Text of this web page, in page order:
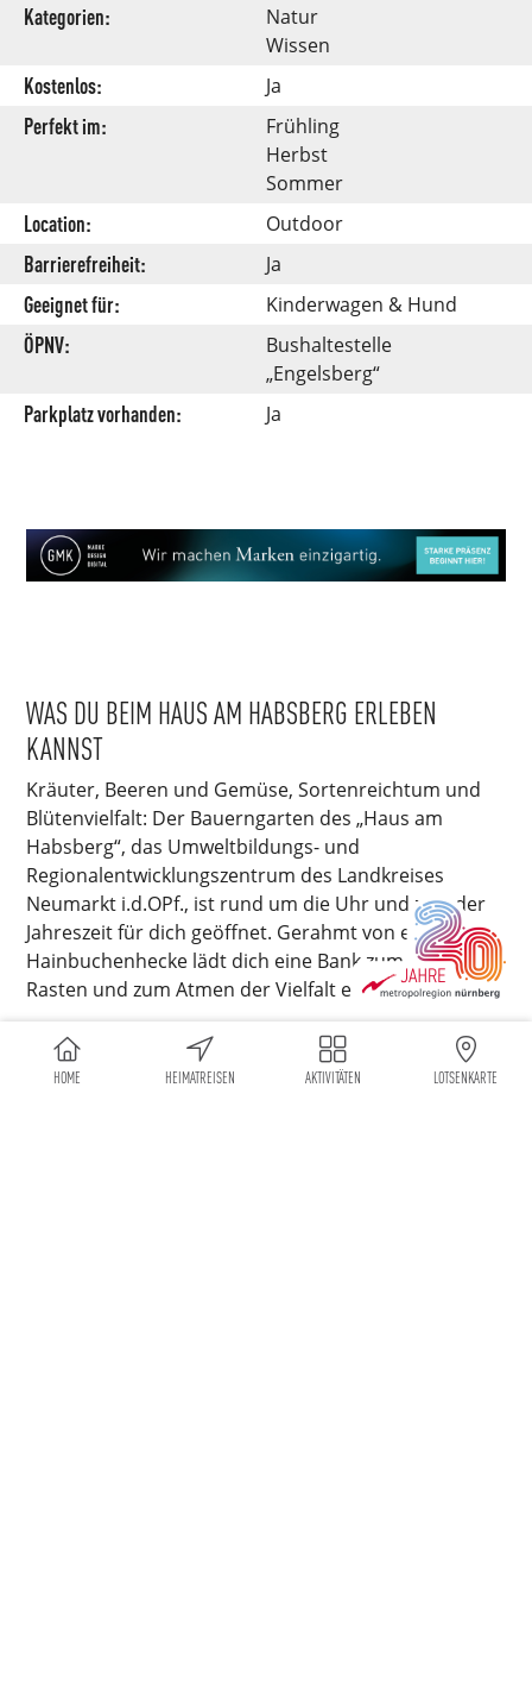
HOME HEIMATREISEN AKTIVITÄTEN LOTSENKARTE
Kategorien:
Natur
Wissen
Kostenlos: Ja
Perfekt im:
Frühling
Herbst
Sommer
Location: Outdoor
Barrierefreiheit: Ja
Geeignet für: Kinderwagen & Hund
ÖPNV:
Bushaltestelle
„Engelsberg“
Parkplatz vorhanden: Ja
WAS DU BEIM HAUS AM HABSBERG ERLEBEN
KANNST
Kräuter, Beeren und Gemüse, Sortenreichtum und
Blütenvielfalt: Der Bauerngarten des „Haus am
Habsberg“, das Umweltbildungs- und
Regionalentwicklungszentrum des Landkreises
Neumarkt i.d.OPf., ist rund um die Uhr und zu jeder
Jahreszeit für dich geöffnet. Gerahmt von einer
Hainbuchenhecke lädt dich eine Bank zum Ruhen,
Rasten und zum Atmen der Vielfalt ein.
Ziel des „Hauses am Habsberg“ ist es, Umweltbildung
nicht trocken und theoretisch zu vermitteln, sondern